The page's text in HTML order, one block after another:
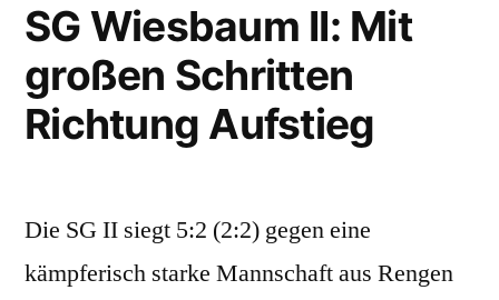
Wiesbaum
II
weiter
ohne
Punktverlust
Rückrunde
SG Wiesbaum II: Mit
großen Schritten
Richtung Aufstieg
Die SG II siegt 5:2 (2:2) gegen eine
kämpferisch starke Mannschaft aus Rengen